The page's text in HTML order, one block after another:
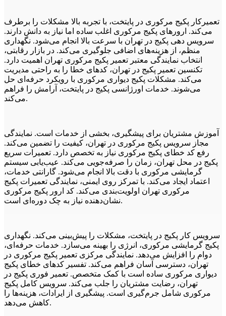
تعمیرکار پکیج مرکوری در پایتخت، با تجربه بالا مشکلات را برطرف
می‌کند. ارورهای پکیج مرکوری اغلب ساده اما نیاز به دانش دارند.
سرویس دهی پکیج در تهران با سرعت بالا انجام می‌شود. نگهداری
منظم، از هزینه‌های اضافی جلوگیری می‌کند. در بازار رقابتی،
انتخاب نمایندگی معتبر تعمیر پکیج مرکوری تهران اهمیت دارد.
تکنسین تعمیر پکیج در تهران، کدهای خطا را به راحتی مدیریت
می‌کند. مشکلات پکیج دیواری مرکوری با رویکرد حرفه‌ای حل
می‌شوند. خدمات اورژانسی پکیج در پایتخت، آرامش را فراهم
می‌کند.
آموزش مشتریان برای پیشگیری، بخشی از خدمات است. نمایندگی
مجاز سرویس پکیج مرکوری در تهران، کیفیت را تضمین می‌کند.
رفع کد خطای پکیج مرکوری نیاز به تخصص دارد. تعمیرات سریع
پکیج در محل تهران، زمان را صرفه‌جویی می‌کند. عیب‌یابی سیستم
گرمایشی مرکوری با دقت بالا انجام می‌شود. گارانتی خدمات،
اعتماد ایجاد می‌کند. با تمرکز روی ایمنی، نمایندگی تعمیرات پکیج
مرکوری تهران اولویت‌بندی می‌کند. کد ارور پکیج مرکوری
نشان‌دهنده نیاز به چک دوره‌ای است.
سرویس کار پکیج در پایتخت، مشکلات را پیش‌بینی می‌کند. نگهداری
پکیج گرمایشی مرکوری، انرژی را بهینه می‌سازد. خدمات حرفه‌ای،
دوام را افزایش می‌دهد. نمایندگی مرکزی تعمیر پکیج مرکوری در
تهران، دسترسی آسان فراهم می‌کند. تفسیر کدهای خطای پکیج
دیواری مرکوری ساده است با کمک متخصص. تعمیر فوری پکیج در
تهران، رضایت مشتریان را جلب می‌کند. سرویس کامل پکیج
مرکوری شامل جرم‌گیری است. پیشگیری از ایرادات، هزینه‌ها را
کاهش می‌دهد.